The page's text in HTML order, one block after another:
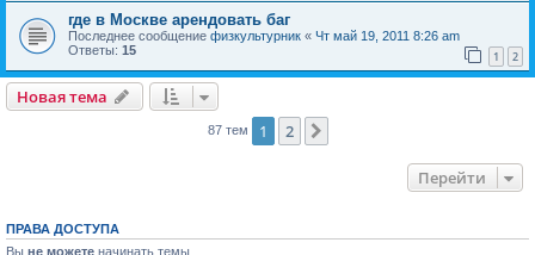
где в Москве арендовать баг
Последнее сообщение физкультурник « Чт май 19, 2011 8:26 am
Ответы: 15 1 2
Новая тема
87 тем 1 2
Перейти
ПРАВА ДОСТУПА
Вы не можете начинать темы